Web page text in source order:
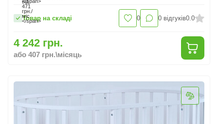
Товар на складі 0 0 відгуків0.0
4 242 грн.
або 407 грн.\місяць